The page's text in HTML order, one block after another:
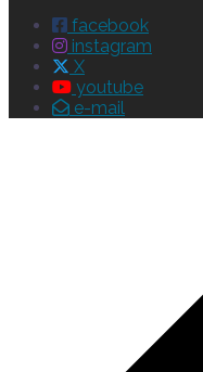
facebook
instagram
X
youtube
e-mail